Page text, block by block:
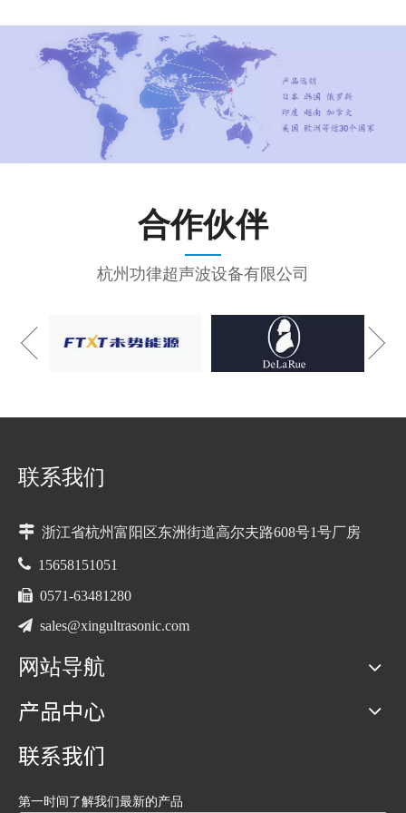
合作伙伴
杭州功律超声波设备有限公司
联系我们
 浙江省杭州富阳区东洲街道高尔夫路608号1号厂房
 15658151051
 0571-63481280
 sales@xingultrasonic.com
网站导航
产品中心
联系我们
第一时间了解我们最新的产品